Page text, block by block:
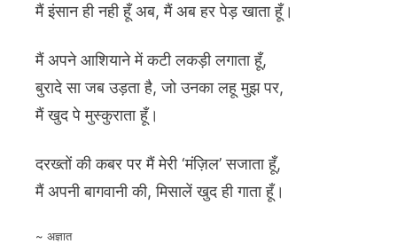
मैं इंसान ही नही हूँ अब, मैं अब हर पेड़ खाता हूँ।
मैं अपने आशियाने में कटी लकड़ी लगाता हूँ,
बुरादे सा जब उड़ता है, जो उनका लहू मुझ पर,
मैं खुद पे मुस्कुराता हूँ।
दरख्तों की कबर पर मैं मेरी ‘मंज़िल’ सजाता हूँ,
मैं अपनी बागवानी की, मिसालें खुद ही गाता हूँ।
~ अज्ञात